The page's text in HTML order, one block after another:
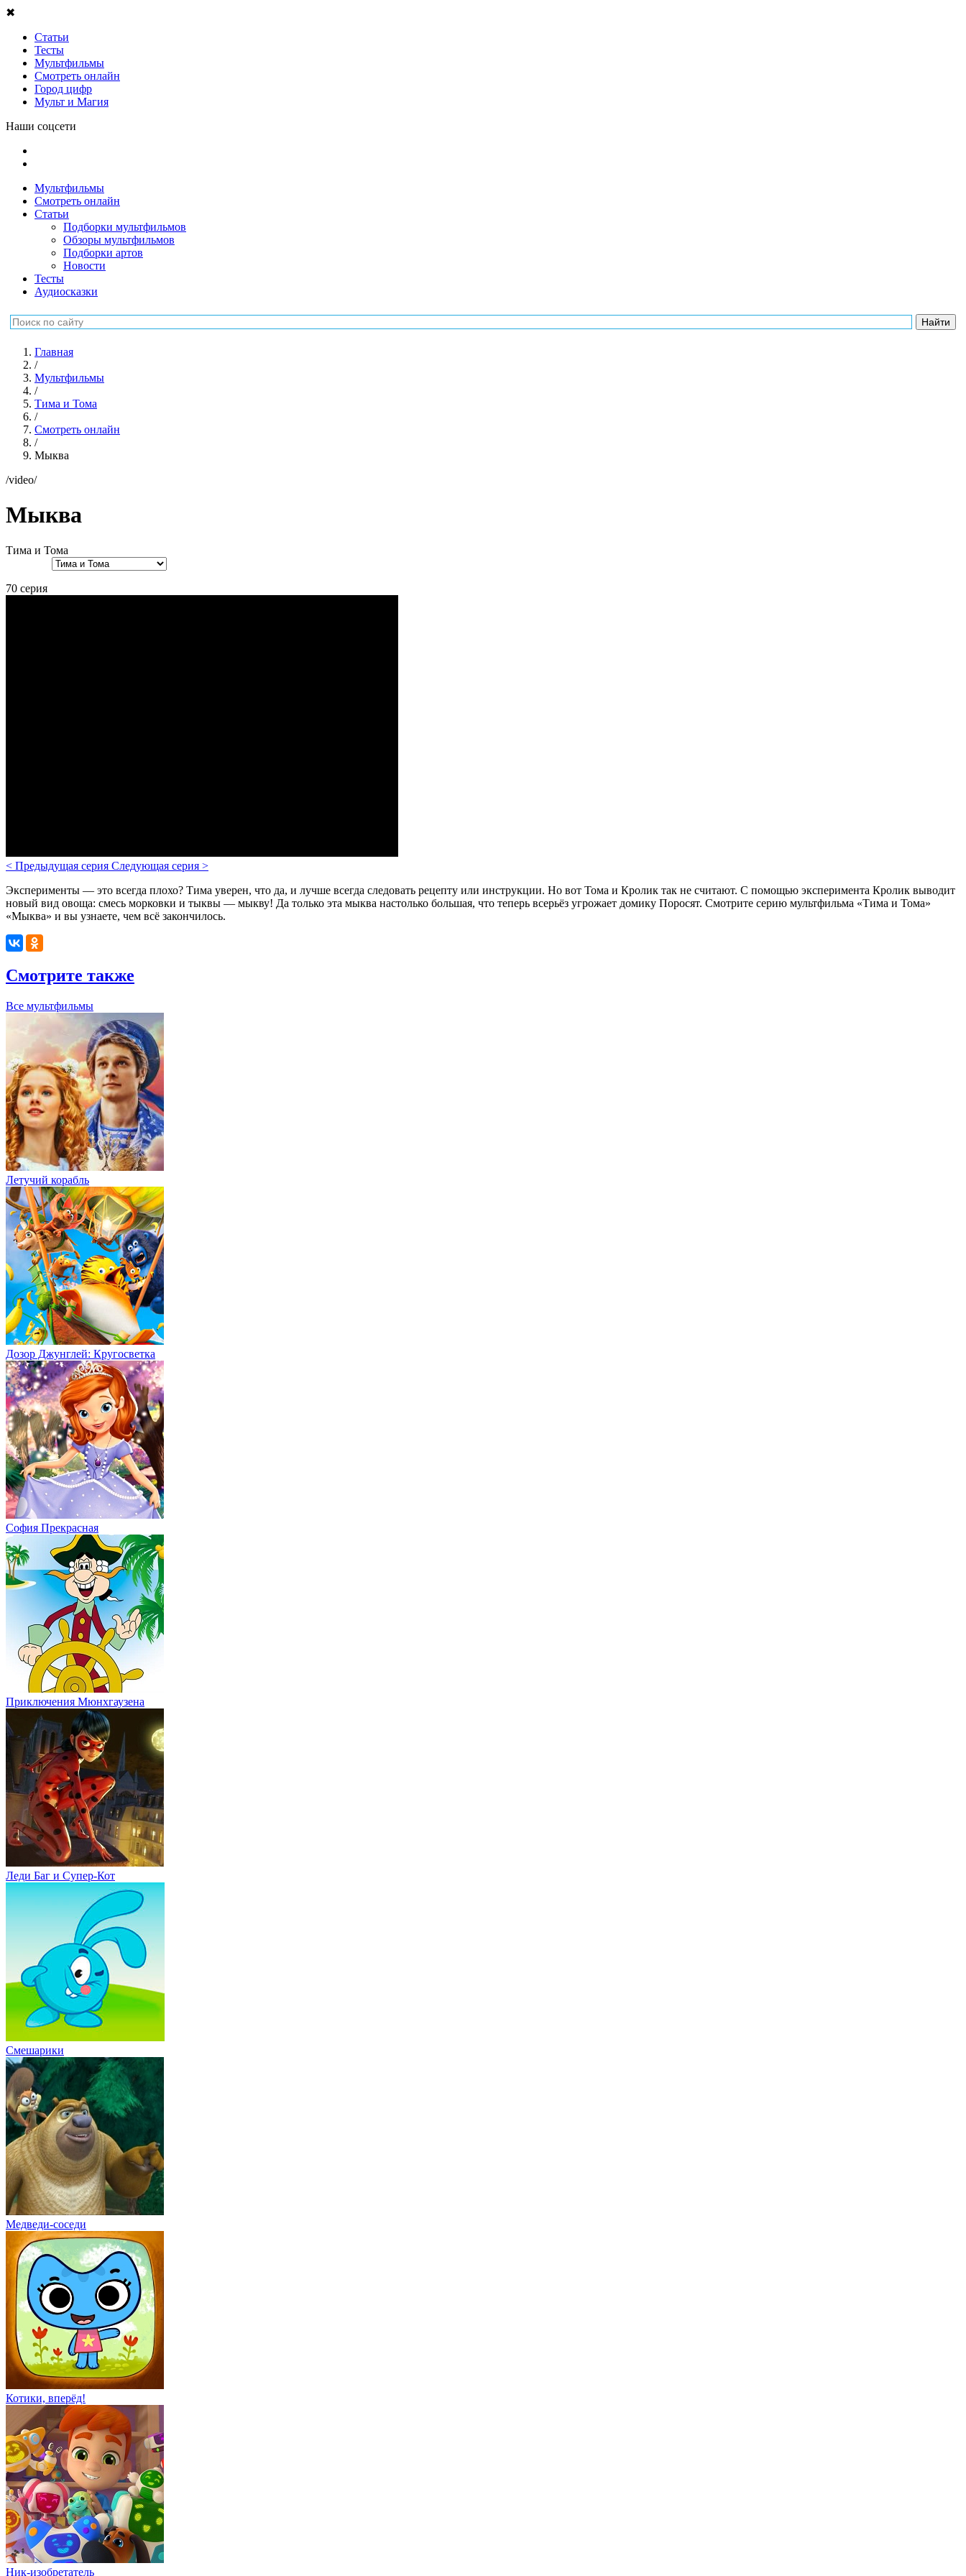
✖
Статьи
Тесты
Мультфильмы
Смотреть онлайн
Город цифр
Мульт и Магия
Наши соцсети
Мультфильмы
Смотреть онлайн
Статьи
Подборки мультфильмов
Обзоры мультфильмов
Подборки артов
Новости
Тесты
Аудиосказки
Главная
/
Мультфильмы
/
Тима и Тома
/
Смотреть онлайн
/
Мыква
/video/
Мыква
Тима и Тома
70 серия
< Предыдущая серия Следующая серия >
Эксперименты — это всегда плохо? Тима уверен, что да, и лучше всегда следовать рецепту или инструкции. Но вот Тома и Кролик так не считают. С помощью эксперимента Кролик выводит
новый вид овоща: смесь морковки и тыквы — мыкву! Да только эта мыква настолько большая, что теперь всерьёз угрожает домику Поросят. Смотрите серию мультфильма «Тима и Тома»
«Мыква» и вы узнаете, чем всё закончилось.
Смотрите также
Все мультфильмы
Летучий корабль
Дозор Джунглей: Кругосветка
София Прекрасная
Приключения Мюнхгаузена
Леди Баг и Супер-Кот
Смешарики
Медведи-соседи
Котики, вперёд!
Ник-изобретатель